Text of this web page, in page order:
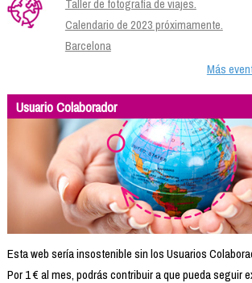
Calendario de 2023 próximamente.
Barcelona
Más
Usuario Colaborador
Esta web sería insostenible sin los Usuarios
Por 1 € al mes, podrás contribuir a que pueda seguir